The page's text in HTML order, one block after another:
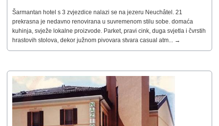
Šarmantan hotel s 3 zvjezdice nalazi se na jezeru Neuchâtel. 21
prekrasna je nedavno renovirana u suvremenom stilu sobe. domaća
kuhinja, svježe lokalne proizvode. Parket, pravi cink, duga svjetla i čvrstih
hrastovih stolova, dekor južnom pivovara stvara casual atm... →